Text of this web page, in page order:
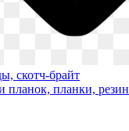
скотч-брайт
планок, планки,